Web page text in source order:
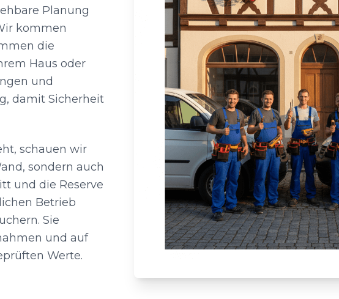
Planung
kommen
die
Haus oder
und
damit Sicherheit
schauen wir
sondern auch
und die Reserve
Betrieb
Sie
und auf
Werte.